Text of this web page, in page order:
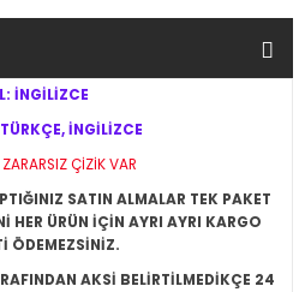
İNGİLİZCE
İNGİLİZCE
ZARARSIZ ÇİZİK VAR
SATIN ALMALAR TEK PAKET
HER ÜRÜN İÇİN AYRI AYRI KARGO
ÖDEMEZSİNİZ.
AKSİ BELİRTİLMEDİKÇE 24